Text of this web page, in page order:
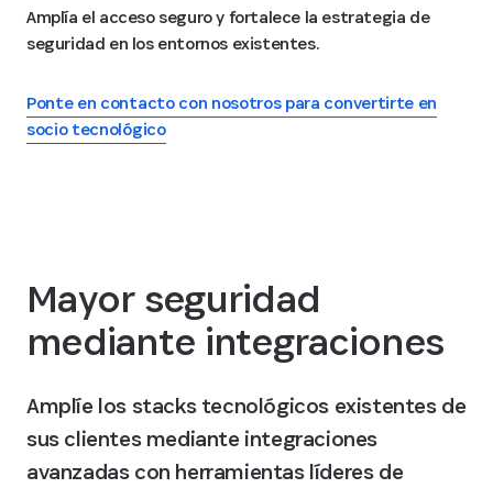
Amplía el acceso seguro y fortalece la estrategia de
seguridad en los entornos existentes.
Ponte en contacto con nosotros para convertirte en
socio tecnológico
Mayor seguridad
mediante integraciones
Amplíe los stacks tecnológicos existentes de
sus clientes mediante integraciones
avanzadas con herramientas líderes de